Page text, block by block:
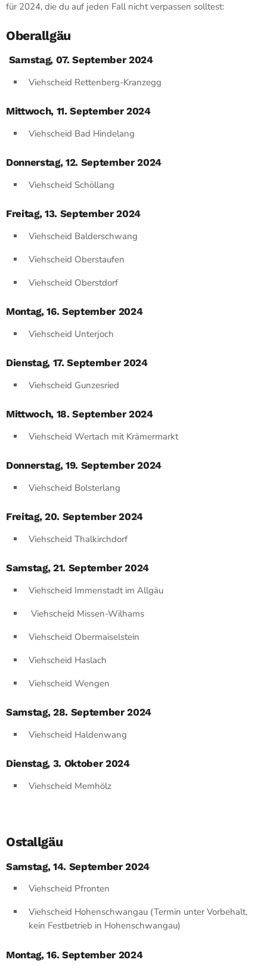
für 2024, die du auf jeden Fall nicht verpassen solltest:
Oberallgäu
Samstag, 07. September 2024
Viehscheid Rettenberg-Kranzegg
Mittwoch, 11. September 2024
Viehscheid Bad Hindelang
Donnerstag, 12. September 2024
Viehscheid Schöllang
Freitag, 13. September 2024
Viehscheid Balderschwang
Viehscheid Oberstaufen
Viehscheid Oberstdorf
Montag, 16. September 2024
Viehscheid Unterjoch
Dienstag, 17. September 2024
Viehscheid Gunzesried
Mittwoch, 18. September 2024
Viehscheid Wertach mit Krämermarkt
Donnerstag, 19. September 2024
Viehscheid Bolsterlang
Freitag, 20. September 2024
Viehscheid Thalkirchdorf
Samstag, 21. September 2024
Viehscheid Immenstadt im Allgäu
Viehscheid Missen-Wilhams
Viehscheid Obermaiselstein
Viehscheid Haslach
Viehscheid Wengen
Samstag, 28. September 2024
Viehscheid Haldenwang
Dienstag, 3. Oktober 2024
Viehscheid Memhölz
Ostallgäu
Samstag, 14. September 2024
Viehscheid Pfronten
Viehscheid Hohenschwangau (Termin unter Vorbehalt,
kein Festbetrieb in Hohenschwangau)
Montag, 16. September 2024